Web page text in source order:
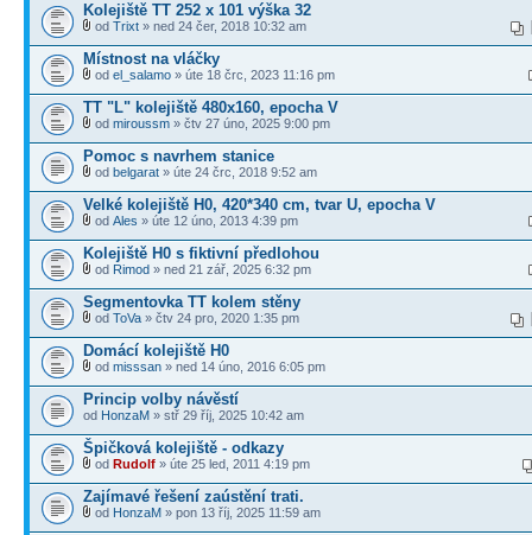
Kolejiště TT 252 x 101 výška 32
od Trixt » ned 24 čer, 2018 10:32 am
Místnost na vláčky
od el_salamo » úte 18 črc, 2023 11:16 pm
TT "L" kolejiště 480x160, epocha V
od miroussm » čtv 27 úno, 2025 9:00 pm
Pomoc s navrhem stanice
od belgarat » úte 24 črc, 2018 9:52 am
Velké kolejiště H0, 420*340 cm, tvar U, epocha V
od Ales » úte 12 úno, 2013 4:39 pm
Kolejiště H0 s fiktivní předlohou
od Rimod » ned 21 zář, 2025 6:32 pm
Segmentovka TT kolem stěny
od ToVa » čtv 24 pro, 2020 1:35 pm
Domácí kolejiště H0
od misssan » ned 14 úno, 2016 6:05 pm
Princip volby návěstí
od HonzaM » stř 29 říj, 2025 10:42 am
Špičková kolejiště - odkazy
od Rudolf » úte 25 led, 2011 4:19 pm
Zajímavé řešení zaústění trati.
od HonzaM » pon 13 říj, 2025 11:59 am